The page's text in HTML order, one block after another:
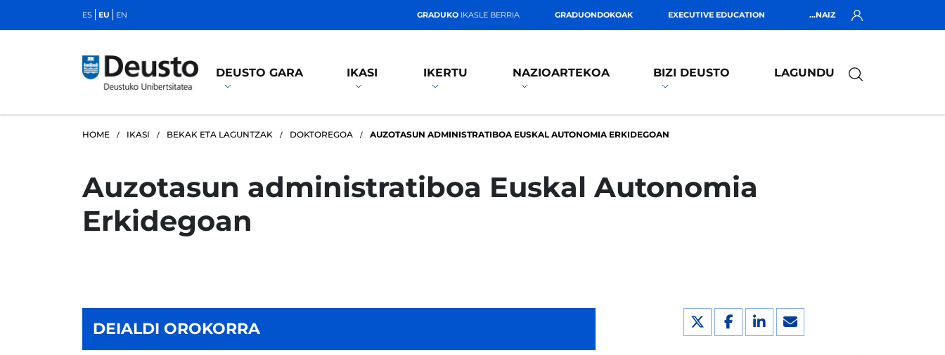
ES EU EN GRADUKO IKASLE BERRIA GRADUONDOKOAK EXECUTIVE EDUCATION ...NAIZ
DEUSTO GARA IKASI IKERTU NAZIOARTEKOA BIZI DEUSTO LAGUNDU
HOME IKASI BEKAK ETA LAGUNTZAK DOKTOREGOA AUZOTASUN ADMINISTRATIBOA EUSKAL AUTONOMIA ERKIDEGOAN
Auzotasun administratiboa Euskal Autonomia
Erkidegoan
DEIALDI OROKORRA